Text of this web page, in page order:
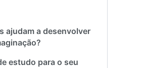
ajudam a desenvolver
estudo para o seu